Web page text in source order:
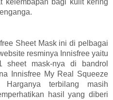
kelembapan bagi kulit kering
Sheet Mask ini di pelbagai
resminya Innisfree yaitu
sheet mask-nya di bandrol
Innisfree My Real Squeeze
terbilang masih
hasil yang diberi